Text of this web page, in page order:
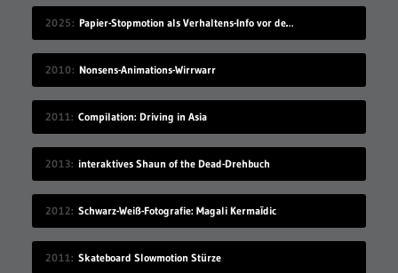
2025 Papier-Stopmotion als Verhaltens-Info vor dem Kinofilm
2010 Nonsens-Animations-Wirrwarr
2011 Compilation: Driving in Asia
2013 interaktives Shaun of the Dead-Drehbuch
2012 Schwarz-Weiß-Fotografie: Magali Kermaīdic
2011 Skateboard Slowmotion Stürze